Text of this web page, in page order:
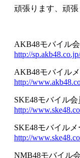
頑張ります、頑張
AKB48モバイル
http://sp.akb48.co.jp/
AKB48モバイル
http://
SKE48モバイル
http://
SKE48モバイル
http://
NMB48モバイル